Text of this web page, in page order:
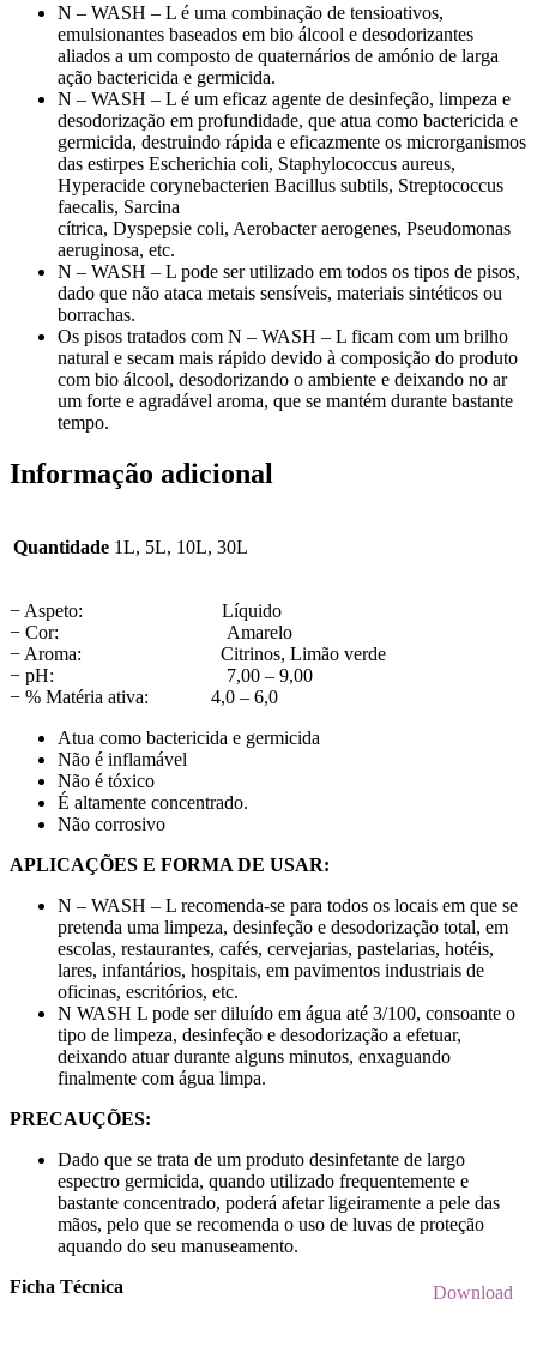
N – WASH – L é uma combinação de tensioativos,
emulsionantes baseados em bio álcool e desodorizantes
aliados a um composto de quaternários de amónio de larga
ação bactericida e germicida.
N – WASH – L é um eficaz agente de desinfeção, limpeza e
desodorização em profundidade, que atua como bactericida e
germicida, destruindo rápida e eficazmente os microrganismos
das estirpes Escherichia coli, Staphylococcus aureus,
Hyperacide corynebacterien Bacillus subtils, Streptococcus
faecalis, Sarcina
cítrica, Dyspepsie coli, Aerobacter aerogenes, Pseudomonas
aeruginosa, etc.
N – WASH – L pode ser utilizado em todos os tipos de pisos,
dado que não ataca metais sensíveis, materiais sintéticos ou
borrachas.
Os pisos tratados com N – WASH – L ficam com um brilho
natural e secam mais rápido devido à composição do produto
com bio álcool, desodorizando o ambiente e deixando no ar
um forte e agradável aroma, que se mantém durante bastante
tempo.
Informação adicional
Quantidade 1L, 5L, 10L, 30L
− Aspeto: Líquido
− Cor: Amarelo
− Aroma: Citrinos, Limão verde
− pH: 7,00 – 9,00
− % Matéria ativa: 4,0 – 6,0
Atua como bactericida e germicida
Não é inflamável
Não é tóxico
É altamente concentrado.
Não corrosivo
APLICAÇÕES E FORMA DE USAR:
N – WASH – L recomenda-se para todos os locais em que se
pretenda uma limpeza, desinfeção e desodorização total, em
escolas, restaurantes, cafés, cervejarias, pastelarias, hotéis,
lares, infantários, hospitais, em pavimentos industriais de
oficinas, escritórios, etc.
N WASH L pode ser diluído em água até 3/100, consoante o
tipo de limpeza, desinfeção e desodorização a efetuar,
deixando atuar durante alguns minutos, enxaguando
finalmente com água limpa.
PRECAUÇÕES:
Dado que se trata de um produto desinfetante de largo
espectro germicida, quando utilizado frequentemente e
bastante concentrado, poderá afetar ligeiramente a pele das
mãos, pelo que se recomenda o uso de luvas de proteção
aquando do seu manuseamento.
Ficha Técnica
Download